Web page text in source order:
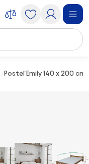
Posteľ Emily 140 x 200